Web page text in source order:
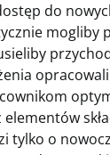
do
mogliby
tylko o